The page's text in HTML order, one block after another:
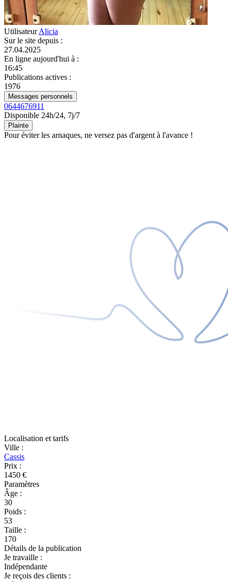
UtilisateurAlicia
Sur le site depuis :
27.04.2025
En ligne aujourd'hui à :
16:45
Publications actives :
1976
Messages personnels
0644676911
Disponible 24h/24, 7j/7
Plainte
Pour éviter les arnaques, ne versez pas d'argent à l'avance !
Localisation et tarifs
Ville :
Cassis
Prix :
1450 €
Paramètres
Âge :
30
Poids :
53
Taille :
170
Détails de la publication
Je travaille :
Indépendante
Je reçois des clients :